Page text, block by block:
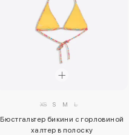
XS S M L
Бюстгальтер бикини с горловиной
халтер в полоску